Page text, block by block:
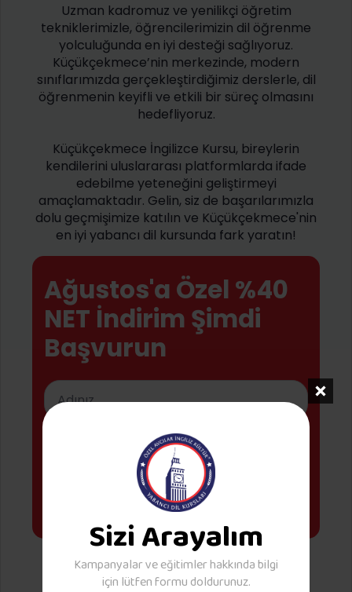
Uzman kadromuz ve yenilikçi öğretim
tekniklerimizle, öğrencilerimizin dil öğrenme
yolculuğunda en iyi desteği sağlıyoruz.
Küçükçekmece’nin merkezinde, modern
sınıflarımızda gerçekleştirdiğimiz derslerle, dil
öğrenmenin keyifli ve etkili bir süreç olmasını
hedefliyoruz.
Küçükçekmece İngilizce Kursu, bireylerin
kendilerini uluslararası platformlarda ifade
edebilme yeteneğini geliştirmeyi
amaçlamaktadır. Gelin, siz de başarılarımızla
dolu geçmişimize katılın ve Küçükçekmece'nin
en iyi yabancı dil kursunda fark yaratın!
Ağustos'a Özel %40
NET İndirim Şimdi
Başvurun
Bilgi Al
Hemen Şimdi Arayın
Sizi Arayalım
Kampanyalar ve eğitimler hakkında bilgi
için lütfen formu doldurunuz.